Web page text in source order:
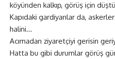
köyünden kalkıp, görüş için
Kapıdaki gardiyanlar da,
halini…
Acımadan ziyaretçiyi gerisin
Hatta bu gibi durumlar görüş